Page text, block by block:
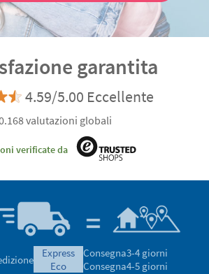
garantita
4.59/5.00 Eccellente
valutazioni globali
verificate da
express
eco
Consegna3-4 giorni
Consegna4-5 giorni